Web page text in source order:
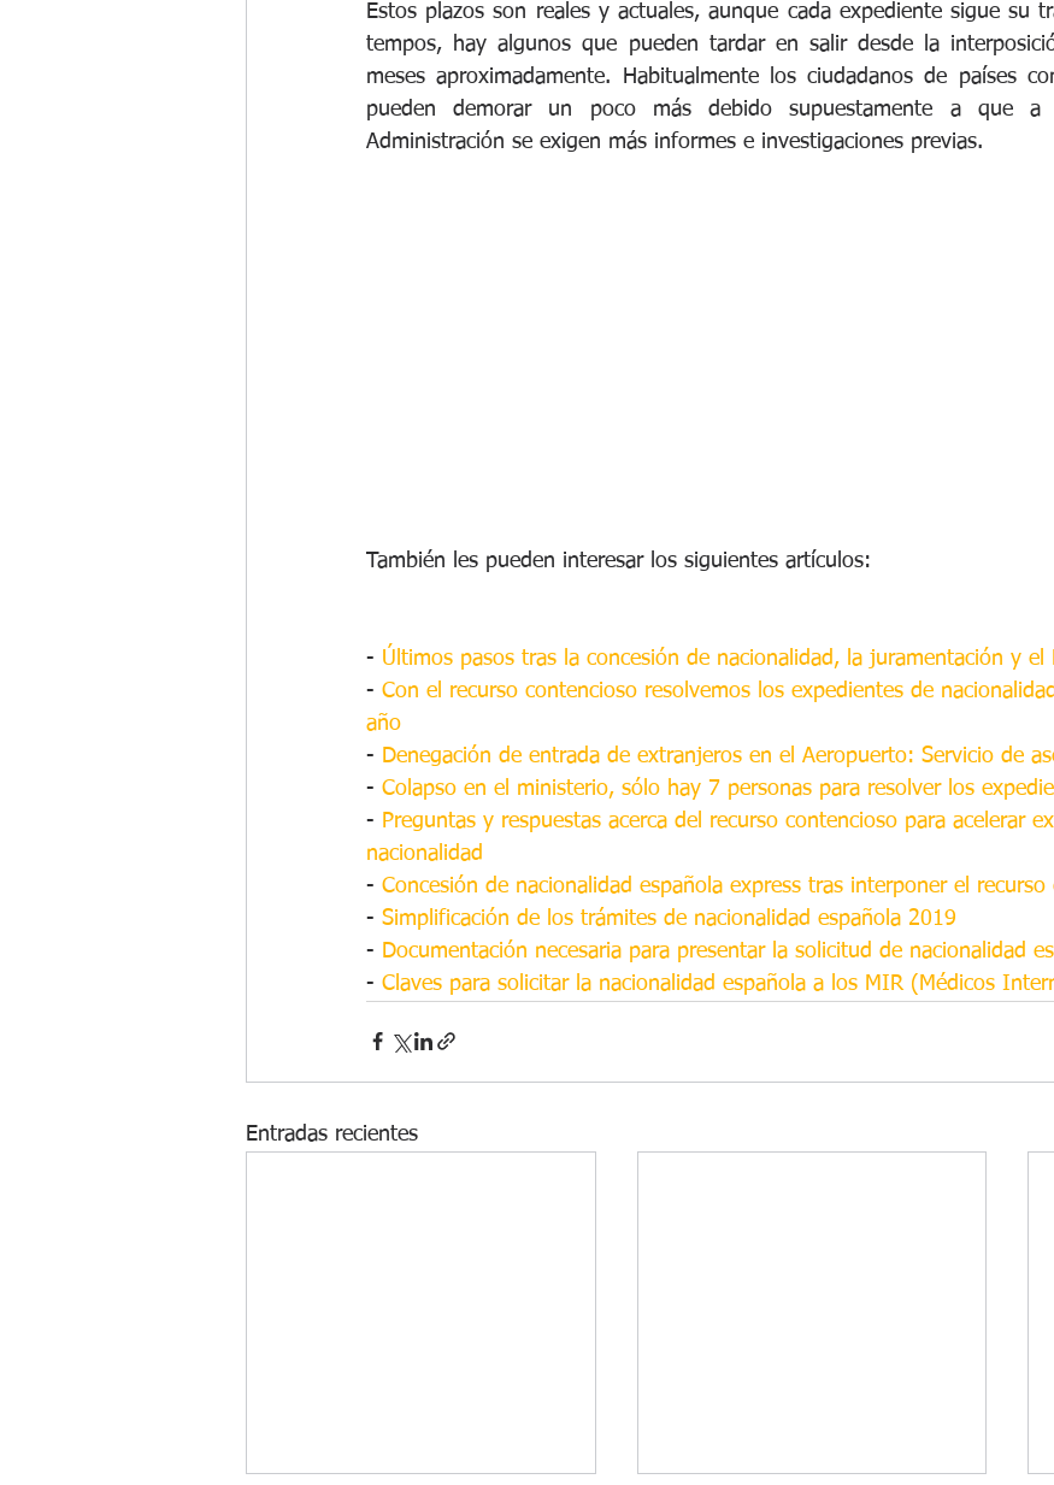
Estos plazos son reales y actuales, aunque cada expediente sigue su
tempos, hay algunos que pueden tardar en salir desde la
meses aproximadamente. Habitualmente los ciudadanos de países
pueden demorar un poco más debido supuestamente a que
Administración se exigen más informes e investigaciones previas.
También les pueden interesar los siguientes artículos:
- Últimos pasos tras la concesión de nacionalidad, la juramentación y el
- Con el recurso contencioso resolvemos los expedientes de
año
- Denegación de entrada de extranjeros en el Aeropuerto: Servicio de
- Colapso en el ministerio, sólo hay 7 personas para resolver los
- Preguntas y respuestas acerca del recurso contencioso para acelerar
nacionalidad
- Concesión de nacionalidad española express tras interponer el recurso
- Simplificación de los trámites de nacionalidad española 2019
- Documentación necesaria para presentar la solicitud de nacionalidad
- Claves para solicitar la nacionalidad española a los MIR (Médicos
Entradas recientes